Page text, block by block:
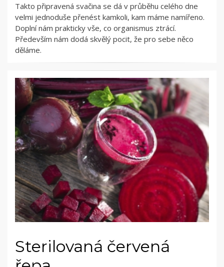
Takto připravená svačina se dá v průběhu celého dne
velmi jednoduše přenést kamkoli, kam máme namířeno.
Doplní nám prakticky vše, co organismus ztrácí.
Především nám dodá skvělý pocit, že pro sebe něco
děláme.
Sterilovaná červená